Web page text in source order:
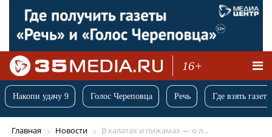
16+
Накопи удачу 9 Голос Череповца Речь Где взять
Главная Новости В халатах и пижамах — о л...